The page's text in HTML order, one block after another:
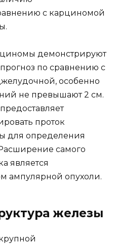
с карциномой
демонстрируют
по сравнению с
особенно
не превышают 2 см.
проток
для определения
самого
является
ампулярной опухоли.
железы